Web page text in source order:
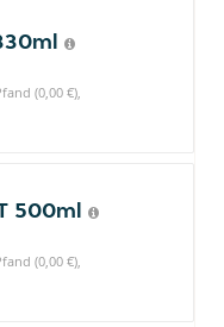
(0,00 €),
500ml
(0,00 €),